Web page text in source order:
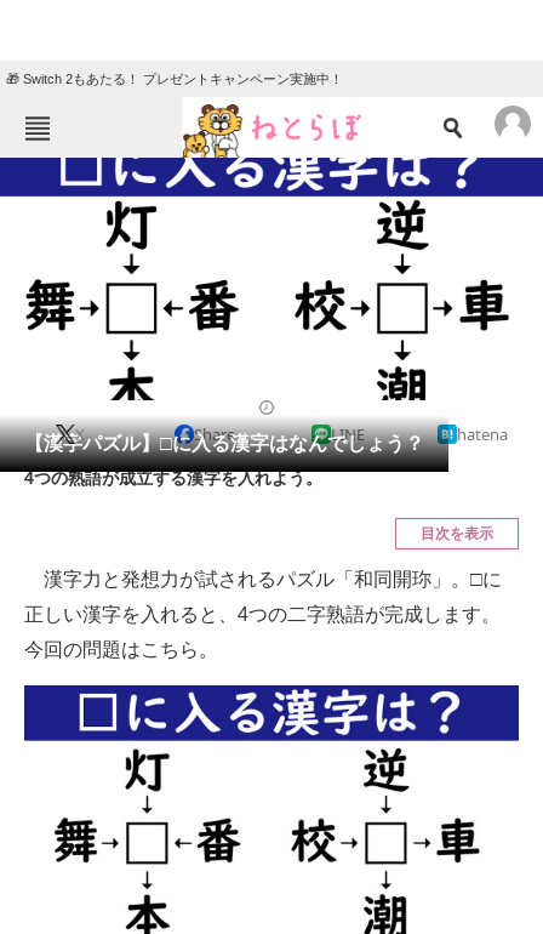
🎁 Switch 2もあたる！ プレゼントキャンペーン実施中！
ねとらぼメニュー
TOP ニュース
グルメ 地域
会員記事
ITの今と未来を見通す
スマホと通信の最新トレンド
進化するPCとデバイスの未来
好きが集まる 比べて選べる
ビジネスと働き方のヒント
AI活用のいまが分かる
企業ITのトレンドを詳説
【漢字パズル】□に入る漢字はなんでしょう？
X Share LINE hatena
4つの熟語が成立する漢字を入れよう。
目次を表示
漢字力と発想力が試されるパズル「和同開珎」。□に
正しい漢字を入れると、4つの二字熟語が完成します。
今回の問題はこちら。